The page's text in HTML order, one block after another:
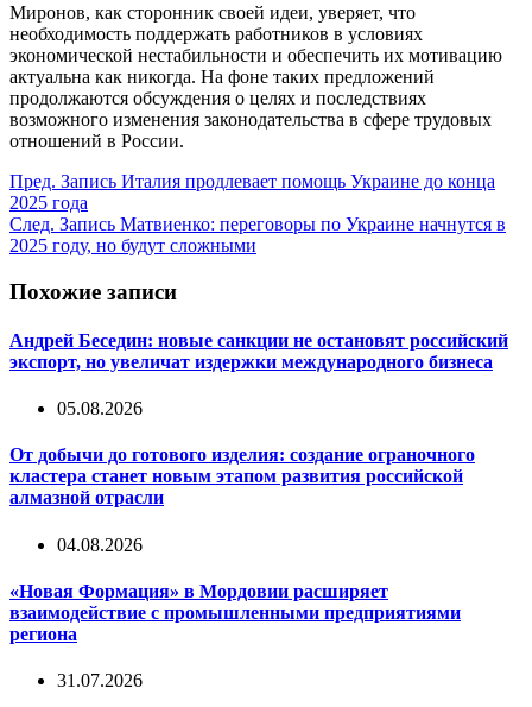
Миронов, как сторонник своей идеи, уверяет, что
необходимость поддержать работников в условиях
экономической нестабильности и обеспечить их мотивацию
актуальна как никогда. На фоне таких предложений
продолжаются обсуждения о целях и последствиях
возможного изменения законодательства в сфере трудовых
отношений в России.
Пред. Запись Италия продлевает помощь Украине до конца
2025 года
След. Запись Матвиенко: переговоры по Украине начнутся в
2025 году, но будут сложными
Похожие записи
Андрей Беседин: новые санкции не остановят российский
экспорт, но увеличат издержки международного бизнеса
05.08.2026
От добычи до готового изделия: создание ограночного
кластера станет новым этапом развития российской
алмазной отрасли
04.08.2026
«Новая Формация» в Мордовии расширяет
взаимодействие с промышленными предприятиями
региона
31.07.2026